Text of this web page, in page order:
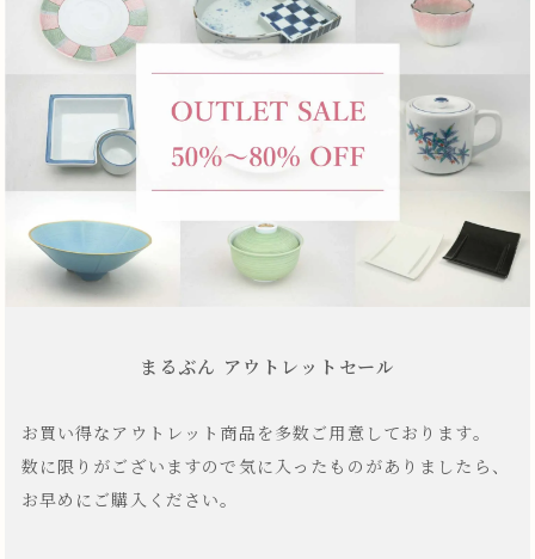
まるぶん アウトレットセール
お買い得なアウトレット商品を多数ご用意しております。
数に限りがございますので気に入ったものがありましたら、
お早めにご購入ください。